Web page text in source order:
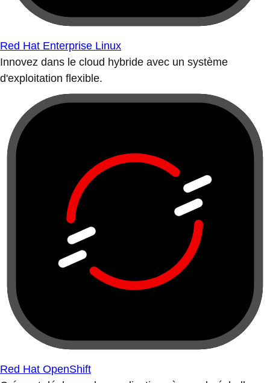
Red Hat Enterprise Linux
Innovez dans le cloud hybride avec un système
d'exploitation flexible.
Red Hat OpenShift